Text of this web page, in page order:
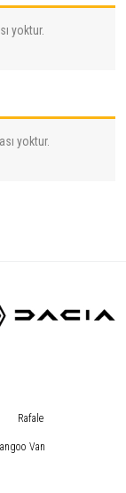
yoktur.
yoktur.
Rafale
Van